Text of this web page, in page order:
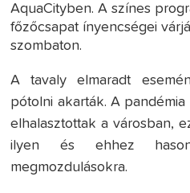
AquaCityben. A színes
főzőcsapat ínyencségei
szombaton.
A tavaly elmaradt
pótolni akarták. A
elhalasztottak a városban,
ilyen és ehhez
megmozdulásokra.